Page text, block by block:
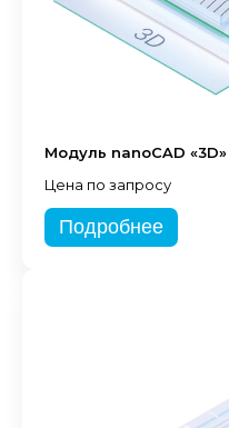
Модуль nanoCAD «3D»
Цена по запросу
Подробнее